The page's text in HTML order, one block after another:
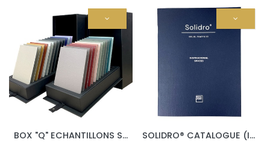
BOX "Q" ECHANTILLONS SOLIDRO®24 - 25 PCS 205x150 mm en 2 BOX SOLIDRO® CATALOGUE (ITA - EN - FRA - GER - SPA)